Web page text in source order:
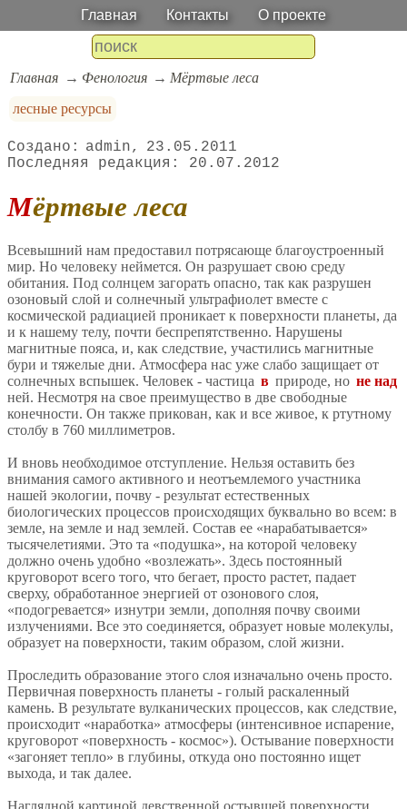
Главная Контакты О проекте
Главная Фенология
Мёртвые леса
лесные ресурсы
admin
23.05.2011
20.07.2012
Мёртвые леса
Всевышний нам предоставил потрясающе благоустроенный
мир. Но человеку неймется. Он разрушает свою среду
обитания. Под солнцем загорать опасно, так как разрушен
озоновый слой и солнечный ультрафиолет вместе с
космической радиацией проникает к поверхности планеты, да
и к нашему телу, почти беспрепятственно. Нарушены
магнитные пояса, и, как следствие, участились магнитные
бури и тяжелые дни. Атмосфера нас уже слабо защищает от
солнечных вспышек. Человек - частица в природе, но не над
ней. Несмотря на свое преимущество в две свободные
конечности. Он также прикован, как и все живое, к ртутному
столбу в 760 миллиметров.
И вновь необходимое отступление. Нельзя оставить без
внимания самого активного и неотъемлемого участника
нашей экологии, почву - результат естественных
биологических процессов происходящих буквально во всем: в
земле, на земле и над землей. Состав ее «нарабатывается»
тысячелетиями. Это та «подушка», на которой человеку
должно очень удобно «возлежать». Здесь постоянный
круговорот всего того, что бегает, просто растет, падает
сверху, обработанное энергией от озонового слоя,
«подогревается» изнутри земли, дополняя почву своими
излучениями. Все это соединяется, образует новые молекулы,
образует на поверхности, таким образом, слой жизни.
Проследить образование этого слоя изначально очень просто.
Первичная поверхность планеты - голый раскаленный
камень. В результате вулканических процессов, как следствие,
происходит «наработка» атмосферы (интенсивное испарение,
круговорот «поверхность - космос»). Остывание поверхности
«загоняет тепло» в глубины, откуда оно постоянно ищет
выхода, и так далее.
Наглядной картиной девственной остывшей поверхности